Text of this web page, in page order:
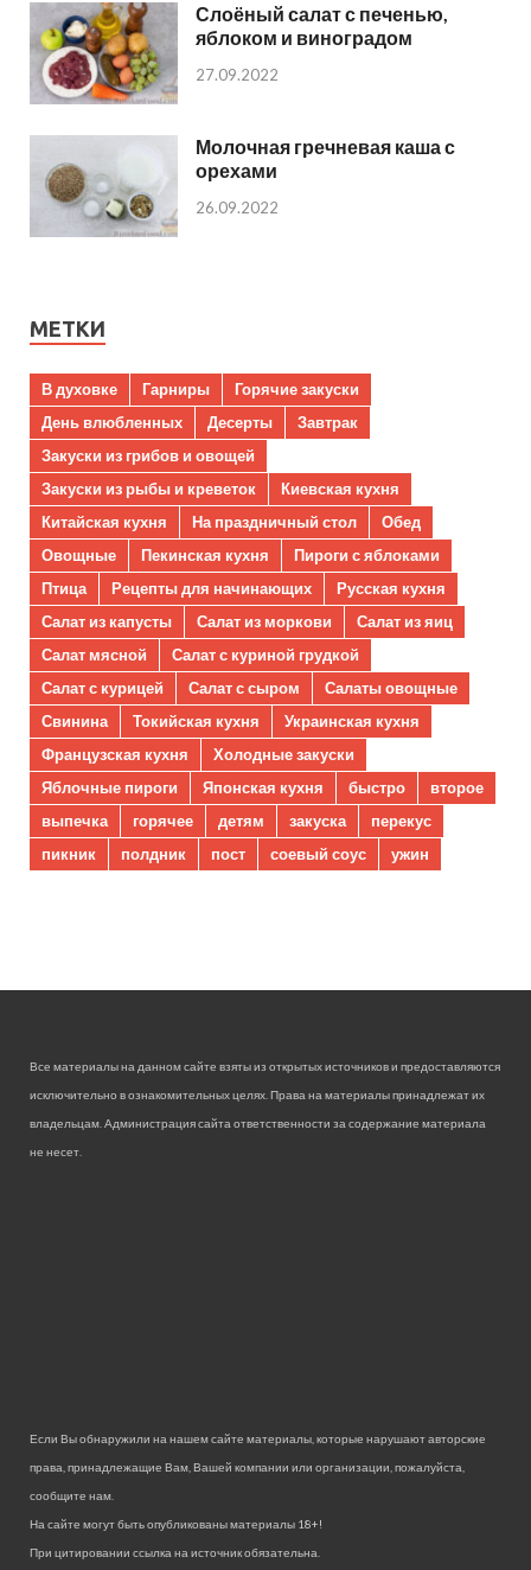
Слоёный салат с печенью,
яблоком и виноградом
27.09.2022
Молочная гречневая каша с
орехами
26.09.2022
МЕТКИ
В духовке Гарниры
Горячие закуски
День влюбленных
Десерты
Завтрак
Закуски из грибов и овощей
Закуски из рыбы и креветок
Киевская кухня
Китайская кухня
На праздничный стол
Обед
Овощные
Пекинская кухня
Пироги с яблоками
Птица
Рецепты для начинающих
Русская кухня
Салат из капусты
Салат из моркови
Салат из яиц
Салат мясной
Салат с куриной грудкой
Салат с курицей
Салат с сыром
Салаты овощные
Свинина
Токийская кухня
Украинская кухня
Французская кухня
Холодные закуски
Яблочные пироги
Японская кухня быстро
второе
выпечка
горячее детям закуска
перекус
пикник
полдник пост соевый соус ужин
Все материалы на данном сайте взяты из открытых источников и предоставляются
исключительно в ознакомительных целях. Права на материалы принадлежат их
владельцам. Администрация сайта ответственности за содержание материала
не несет.
Если Вы обнаружили на нашем сайте материалы, которые нарушают авторские
права, принадлежащие Вам, Вашей компании или организации, пожалуйста,
сообщите нам.
На сайте могут быть опубликованы материалы 18+!
При цитировании ссылка на источник обязательна.